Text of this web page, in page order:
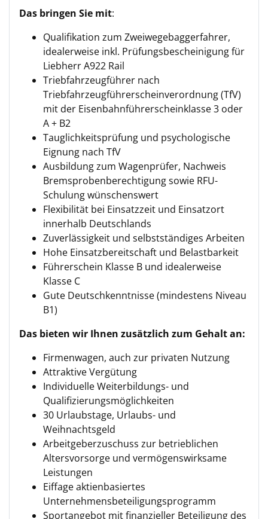
Das bringen Sie mit:
Qualifikation zum Zweiwegebaggerfahrer,
idealerweise inkl. Prüfungsbescheinigung für
Liebherr A922 Rail
Triebfahrzeugführer nach
Triebfahrzeugführerscheinverordnung (TfV)
mit der Eisenbahnführerscheinklasse 3 oder
A + B2
Tauglichkeitsprüfung und psychologische
Eignung nach TfV
Ausbildung zum Wagenprüfer, Nachweis
Bremsprobenberechtigung sowie RFU-
Schulung wünschenswert
Flexibilität bei Einsatzzeit und Einsatzort
innerhalb Deutschlands
Zuverlässigkeit und selbstständiges Arbeiten
Hohe Einsatzbereitschaft und Belastbarkeit
Führerschein Klasse B und idealerweise
Klasse C
Gute Deutschkenntnisse (mindestens Niveau
B1)
Das bieten wir Ihnen zusätzlich zum Gehalt an:
Firmenwagen, auch zur privaten Nutzung
Attraktive Vergütung
Individuelle Weiterbildungs- und
Qualifizierungsmöglichkeiten
30 Urlaubstage, Urlaubs- und
Weihnachtsgeld
Arbeitgeberzuschuss zur betrieblichen
Altersvorsorge und vermögenswirksame
Leistungen
Eiffage aktienbasiertes
Unternehmensbeteiligungsprogramm
Sportangebot mit finanzieller Beteiligung des